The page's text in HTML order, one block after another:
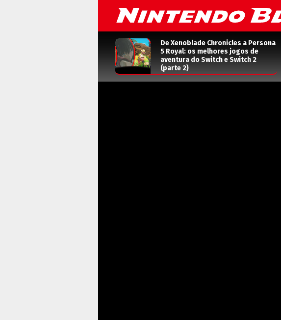
De Xenoblade Chronicles a Persona
5 Royal: os melhores jogos de
aventura do Switch e Switch 2
(parte 2)